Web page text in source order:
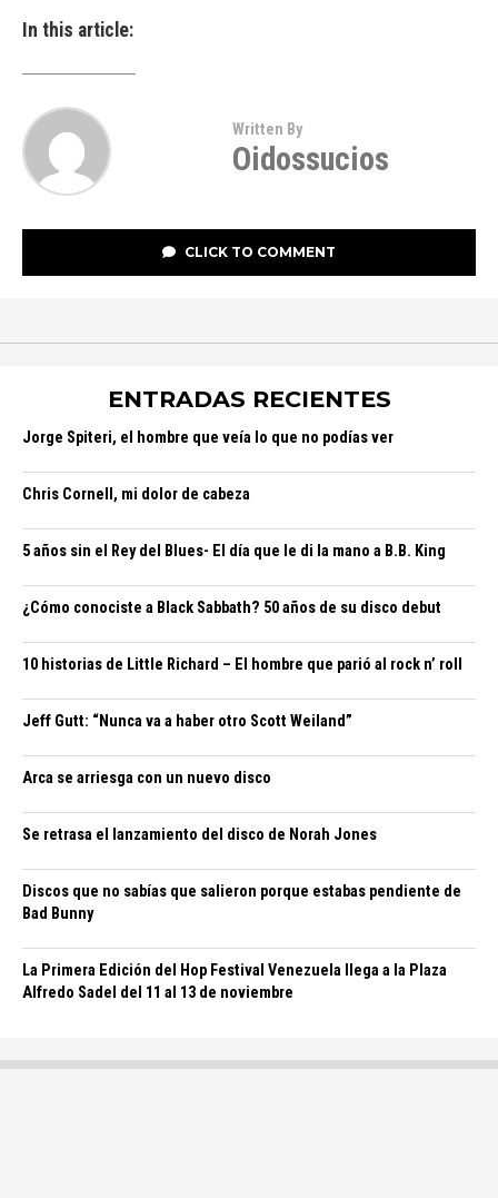
In this article:
Written By
Oidossucios
CLICK TO COMMENT
ENTRADAS RECIENTES
Jorge Spiteri, el hombre que veía lo que no podías ver
Chris Cornell, mi dolor de cabeza
5 años sin el Rey del Blues- El día que le di la mano a B.B. King
¿Cómo conociste a Black Sabbath? 50 años de su disco debut
10 historias de Little Richard – El hombre que parió al rock n’ roll
Jeff Gutt: “Nunca va a haber otro Scott Weiland”
Arca se arriesga con un nuevo disco
Se retrasa el lanzamiento del disco de Norah Jones
Discos que no sabías que salieron porque estabas pendiente de
Bad Bunny
La Primera Edición del Hop Festival Venezuela llega a la Plaza
Alfredo Sadel del 11 al 13 de noviembre